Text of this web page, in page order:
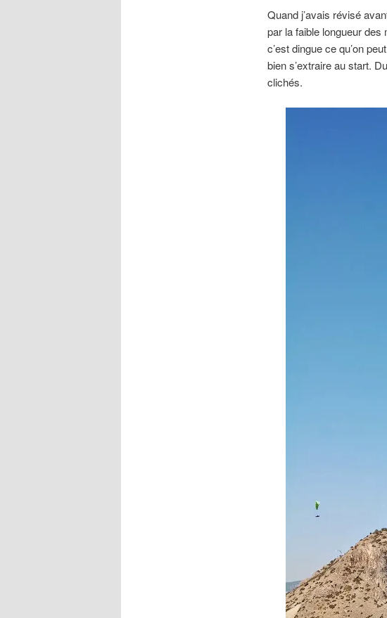
Quand j’avais révisé
par la faible longueur
c’est dingue ce qu’on
bien s’extraire au start.
clichés.